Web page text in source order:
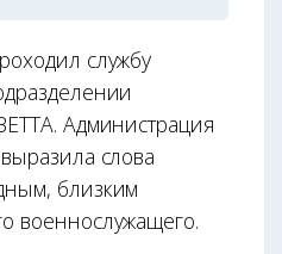
службу
Администрация
слова
близким
военнослужащего.